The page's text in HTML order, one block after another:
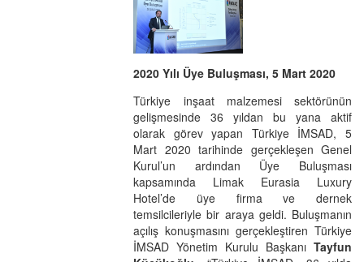
2020 Yılı Üye Buluşması, 5 Mart 2020
Türkiye inşaat malzemesi sektörünün
gelişmesinde 36 yıldan bu yana aktif
olarak görev yapan Türkiye İMSAD, 5
Mart 2020 tarihinde gerçekleşen Genel
Kurul’un ardından Üye Buluşması
kapsamında Limak Eurasia Luxury
Hotel’de üye firma ve dernek
temsilcileriyle bir araya geldi. Buluşmanın
açılış konuşmasını gerçekleştiren Türkiye
İMSAD Yönetim Kurulu Başkanı Tayfun